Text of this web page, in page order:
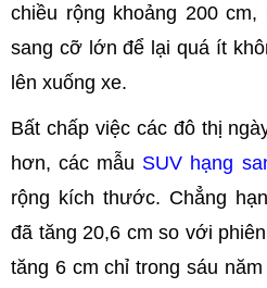
chiều rộng khoảng 200
sang cỡ lớn để lại quá ít
lên xuống xe.
Bất chấp việc các đô thị
hơn, các mẫu SUV hạng
rộng kích thước. Chẳng
đã tăng 20,6 cm so với
tăng 6 cm chỉ trong sáu